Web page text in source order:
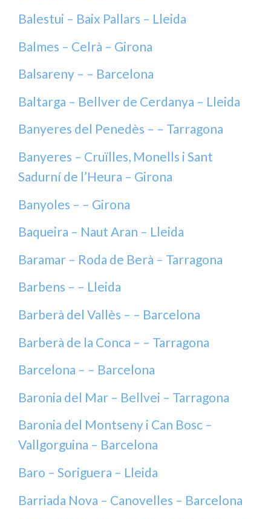
Balestui – Baix Pallars – Lleida
Balmes – Celrà – Girona
Balsareny – – Barcelona
Baltarga – Bellver de Cerdanya – Lleida
Banyeres del Penedès – – Tarragona
Banyeres – Cruïlles, Monells i Sant
Sadurní de l’Heura – Girona
Banyoles – – Girona
Baqueira – Naut Aran – Lleida
Baramar – Roda de Berà – Tarragona
Barbens – – Lleida
Barberà del Vallès – – Barcelona
Barberà de la Conca – – Tarragona
Barcelona – – Barcelona
Baronia del Mar – Bellvei – Tarragona
Baronia del Montseny i Can Bosc –
Vallgorguina – Barcelona
Baro – Soriguera – Lleida
Barriada Nova – Canovelles – Barcelona